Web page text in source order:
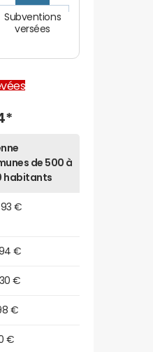
Subventions
versées
de 500 à
habitants
€
€
€
€
€